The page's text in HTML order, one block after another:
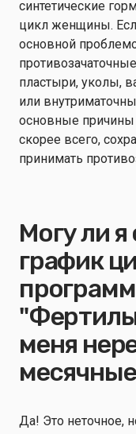
синтетические
цикл женщины.
основной
пластыри, уколы,
или
основные причины
скорее всего,
принимать
Могу ли я
график
меня
Да! Это неточное,